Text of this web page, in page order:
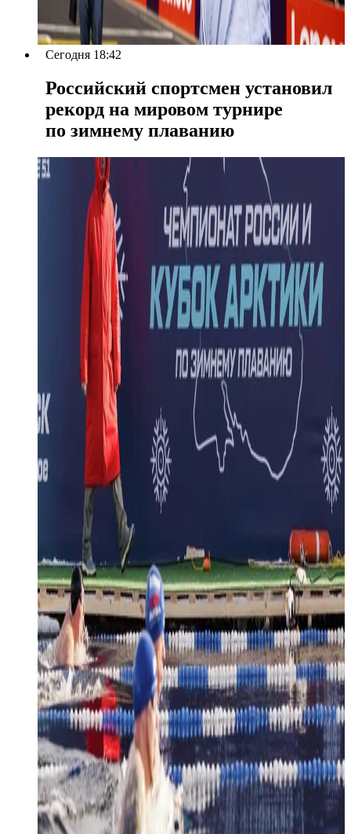
Сегодня 18:42
Российский спортсмен установил
рекорд на мировом турнире
по зимнему плаванию